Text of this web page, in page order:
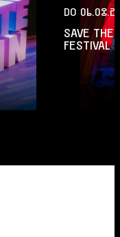
DO
SAVE THE
FESTIVAL